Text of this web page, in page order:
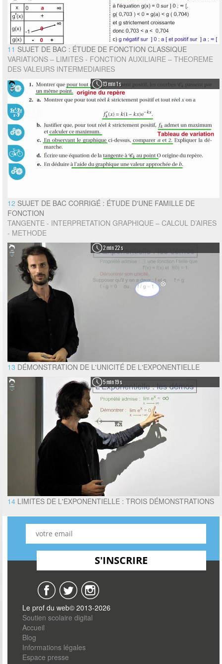
11 SUJET DE BAC : ÉTUDE DE FONCTION CLASSIQUE
VARIATIONS – LIMITES - FONCTION AUXILIAIRE – THEOREME
DES VALEURS INTERMEDIAIRES
13 min 1 s
12 SUJET DE BAC CORRIGÉ : ÉTUDE D'UNE FAMILLE DE
FONCTION
TANGENTE - INTERPRETATION GRAPHIQUE – CALCUL D’AIRES
- METHODE
2 min 22 s
13 DÉMONSTRATION DE L'UNICITÉ DE L'EXPONENTIELLE
5 min 19 s
14 LIMITES DE L'EXPONENTIELLE : TROIS DÉMONSTRATIONS
Le prof du web© 2013-2026
Soutien scolaire digital
Accueil
Blog
Informations légales
Espace presse